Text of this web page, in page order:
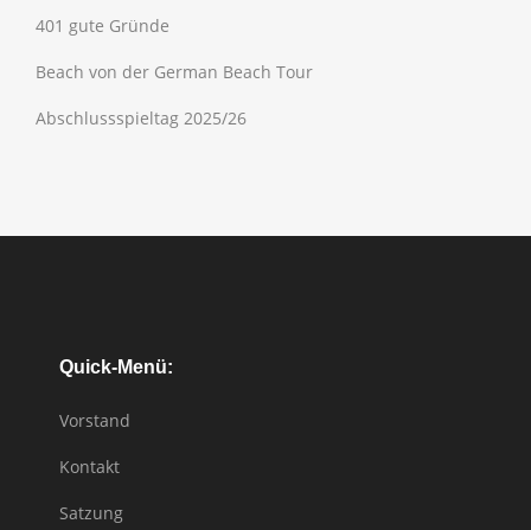
401 gute Gründe
Beach von der German Beach Tour
Abschlussspieltag 2025/26
Quick-Menü:
Vorstand
Kontakt
Satzung